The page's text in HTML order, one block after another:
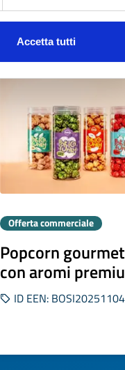
Accetta tutti
Scade il 19
Offerta commerciale
Popcorn
con aromi
ID EEN: